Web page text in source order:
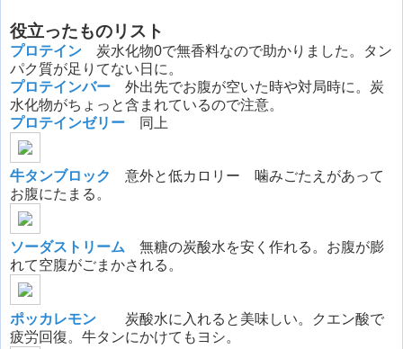
役立ったものリスト
プロテイン 炭水化物0で無香料なので助かりました。タン
パク質が足りてない日に。
プロテインバー 外出先でお腹が空いた時や対局時に。炭
水化物がちょっと含まれているので注意。
プロテインゼリー 同上
牛タンブロック
意外と低カロリー 噛みごたえがあって
お腹にたまる。
ソーダストリーム
無糖の炭酸水を安く作れる。お腹が膨
れて空腹がごまかされる。
ポッカレモン
炭酸水に入れると美味しい。クエン酸で
疲労回復。牛タンにかけてもヨシ。